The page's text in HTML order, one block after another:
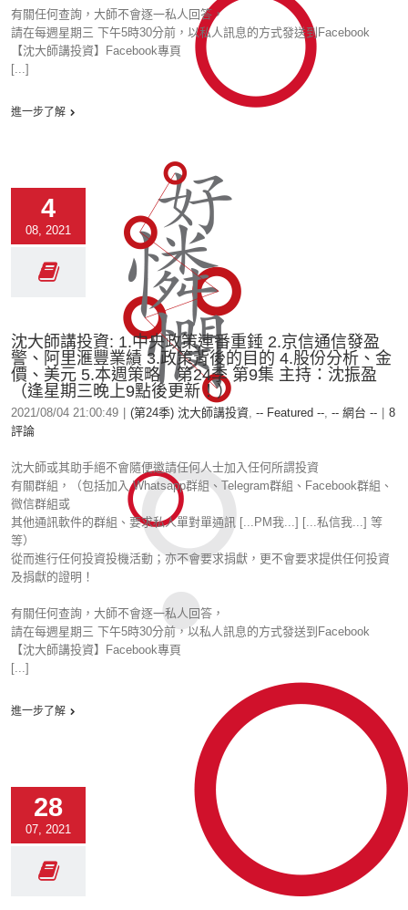
有關任何查詢，大師不會逐一私人回答，
請在每週星期三 下午5時30分前，以私人訊息的方式發送到Facebook
【沈大師講投資】Facebook專頁
[...]
進一步了解
4
08, 2021
沈大師講投資: 1.中央政策連番重錘 2.京信通信發盈
警、阿里滙豐業績 3.政策背後的目的 4.股份分析、金
價、美元 5.本週策略 第24季 第9集 主持：沈振盈
（逢星期三晚上9點後更新！）
2021/08/04 21:00:49 (第24季) 沈大師講投資, -- Featured --, -- 網台 --
8
評論
沈大師或其助手絕不會隨便邀請任何人士加入任何所謂投資
有關群組，（包括加入 Whatsapp群組、Telegram群組、Facebook群組、
微信群組或
其他通訊軟件的群組、要求私人單對單通訊 [...PM我...] [...私信我...] 等
等）
從而進行任何投資投機活動；亦不會要求捐獻，更不會要求提供任何投資
及捐獻的證明！
有關任何查詢，大師不會逐一私人回答，
請在每週星期三 下午5時30分前，以私人訊息的方式發送到Facebook
【沈大師講投資】Facebook專頁
[...]
進一步了解
28
07, 2021